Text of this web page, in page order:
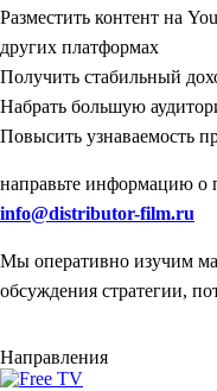
Разместить контент на
других платформах
Получить стабильный
Набрать большую
Повысить узнаваемость
направьте информацию о
info@distributor-film.ru
Мы оперативно изучим
обсуждения стратегии,
Направления